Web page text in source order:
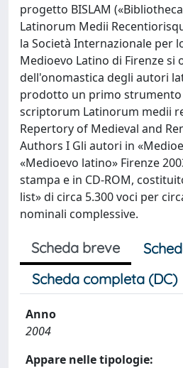
progetto BISLAM
Latinorum Medii
la Società Internazionale per
Medioevo Latino di Firenze si
dell'onomastica degli autori
prodotto un primo strumento
scriptorum Latinorum medii
Repertory of Medieval and
Authors I Gli autori in
«Medioevo latino» Firenze
stampa e in CD-ROM,
list» di circa 5.300 voci per
nominali complessive.
Scheda breve
Scheda completa (DC)
Anno
2004
Appare nelle tipologie: